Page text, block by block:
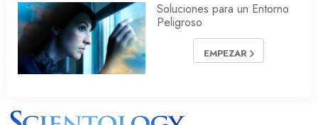
Soluciones para un Entorno
Peligroso
EMPEZAR